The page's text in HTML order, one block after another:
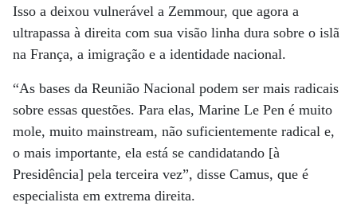
Isso a deixou vulnerável a Zemmour, que agora a
ultrapassa à direita com sua visão linha dura sobre o islã
na França, a imigração e a identidade nacional.
“As bases da Reunião Nacional podem ser mais radicais
sobre essas questões. Para elas, Marine Le Pen é muito
mole, muito mainstream, não suficientemente radical e,
o mais importante, ela está se candidatando [à
Presidência] pela terceira vez”, disse Camus, que é
especialista em extrema direita.